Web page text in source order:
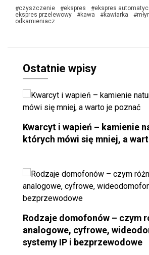
#czyszczenie #ekspres #ekspres
ekspres przelewowy
#kawa #kawiarka #
odkamieniacz
Ostatnie wpisy
Kwarcyt i wapień – kamienie
których mówi się mniej, a
Rodzaje domofonów – czym
analogowe, cyfrowe,
systemy IP i bezprzewodowe